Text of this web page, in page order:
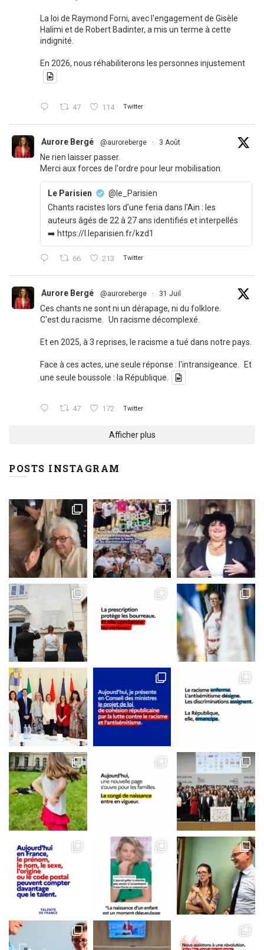
La loi de Raymond Forni, avec l'engagement de Gisèle
Halimi et de Robert Badinter, a mis un terme à cette
indignité.
En 2026, nous réhabiliterons les personnes injustement
47 114 Twitter
Aurore Bergé @auroreberge · 3 Août
Ne rien laisser passer.
Merci aux forces de l'ordre pour leur mobilisation.
Le Parisien
@le_Parisien
Chants racistes lors d’une feria dans l’Ain : les
auteurs âgés de 22 à 27 ans identifiés et interpellés
➡️ https://l.leparisien.fr/kzd1
66 213 Twitter
Aurore Bergé @auroreberge · 31 Juil
Ces chants ne sont ni un dérapage, ni du folklore.
C'est du racisme. Un racisme décomplexé.
Et en 2025, à 3 reprises, le racisme a tué dans notre pays.
Face à ces actes, une seule réponse : l'intransigeance. Et
une seule boussole : la République.
47 172 Twitter
Afficher plus
POSTS INSTAGRAM